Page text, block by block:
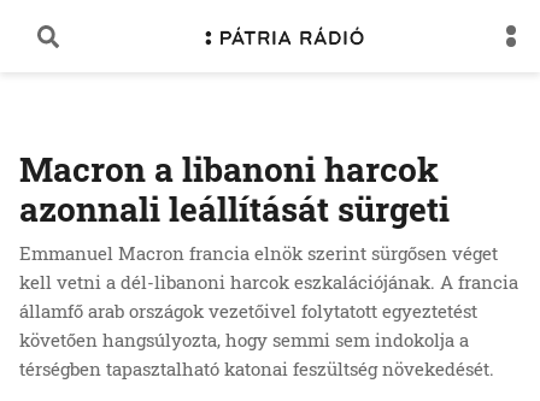
Macron a libanoni harcok
azonnali leállítását sürgeti
Emmanuel Macron francia elnök szerint sürgősen véget
kell vetni a dél-libanoni harcok eszkalációjának. A francia
államfő arab országok vezetőivel folytatott egyeztetést
követően hangsúlyozta, hogy semmi sem indokolja a
térségben tapasztalható katonai feszültség növekedését.